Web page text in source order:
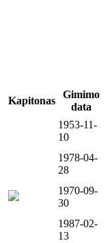
Kapitonas
Gimimo
data
1953-11-
10
1978-04-
28
1970-09-
30
1987-02-
13